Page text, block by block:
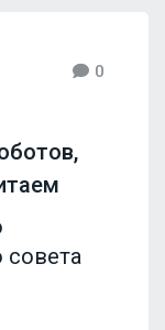
0
совета